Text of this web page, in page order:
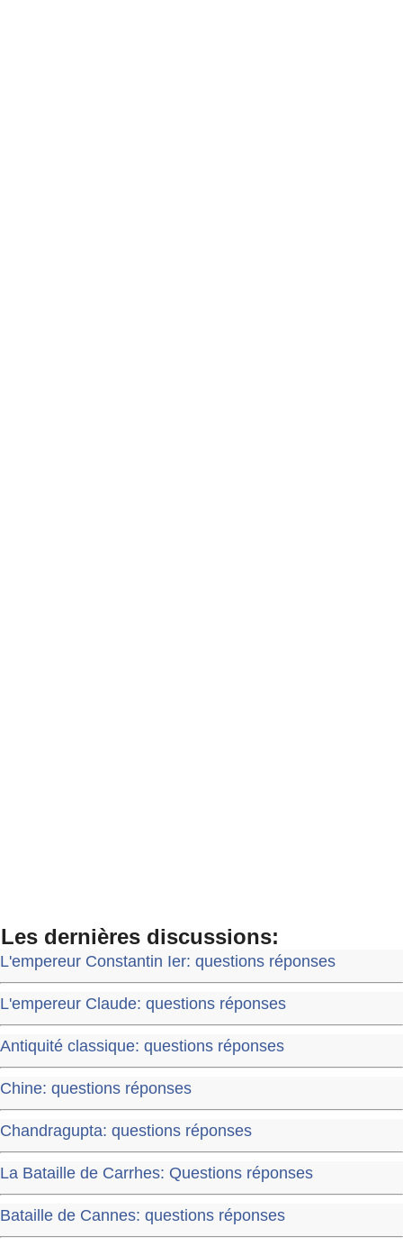
Les dernières discussions:
L'empereur Constantin Ier: questions réponses
L'empereur Claude: questions réponses
Antiquité classique: questions réponses
Chine: questions réponses
Chandragupta: questions réponses
La Bataille de Carrhes: Questions réponses
Bataille de Cannes: questions réponses